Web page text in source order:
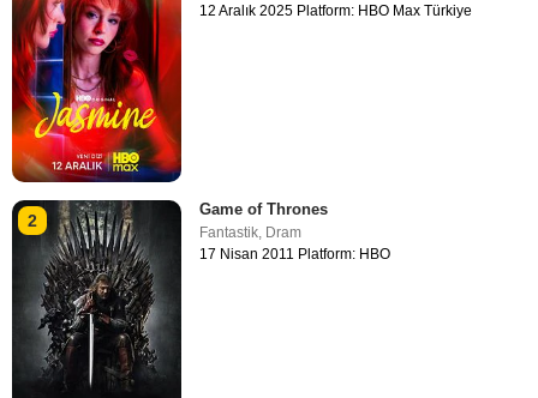
12 Aralık 2025 Platform: HBO Max Türkiye
2
Game of Thrones
Fantastik, Dram
17 Nisan 2011 Platform: HBO